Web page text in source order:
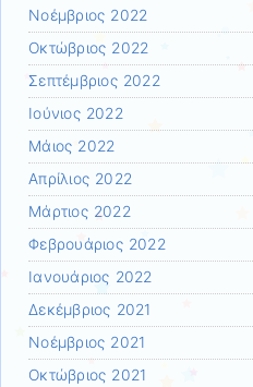
Νοέμβριος 2022
Οκτώβριος 2022
Σεπτέμβριος 2022
Ιούνιος 2022
Μάιος 2022
Απρίλιος 2022
Μάρτιος 2022
Φεβρουάριος 2022
Ιανουάριος 2022
Δεκέμβριος 2021
Νοέμβριος 2021
Οκτώβριος 2021